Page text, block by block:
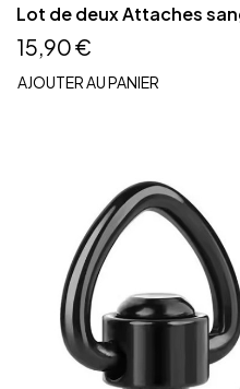
Lot de deux Attaches
15,90 €
AJOUTER AU PANIER